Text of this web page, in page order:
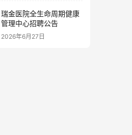
瑞金医院全生命周期健康
管理中心招聘公告
2026年6月27日